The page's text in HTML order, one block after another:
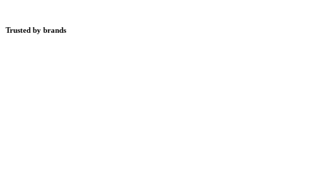
Trusted by brands